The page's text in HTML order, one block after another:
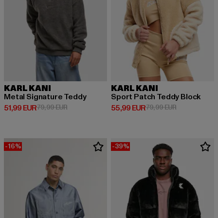
KARL KANI
Metal Signature Teddy
51,99 EUR
Derzeitiger Preis: 51,99 EUR
79,99 EURAktionspreis: 79,99 EUR
KARL KANI
Sport Patch Teddy Block
55,99 EUR
Derzeitiger Preis: 55,99 EUR
79,99 EURAktionspreis:
-16% -39%